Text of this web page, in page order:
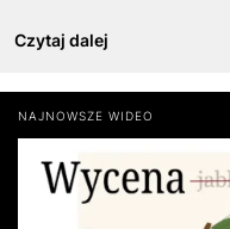
Czytaj dalej
NAJNOWSZE WIDEO